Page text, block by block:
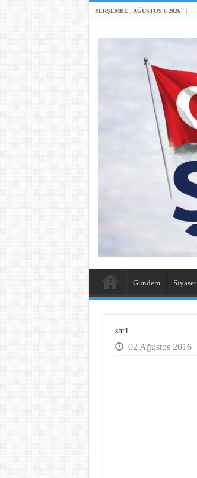
PERŞEMBE , AĞUSTOS 6 2026
Gündem Siyaset
sht1
02 Ağustos 2016